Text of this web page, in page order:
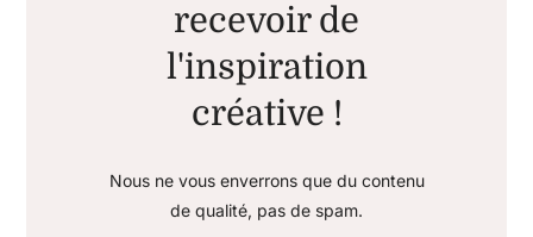
recevoir de
l'inspiration
créative !
Nous ne vous enverrons que du contenu
de qualité, pas de spam.